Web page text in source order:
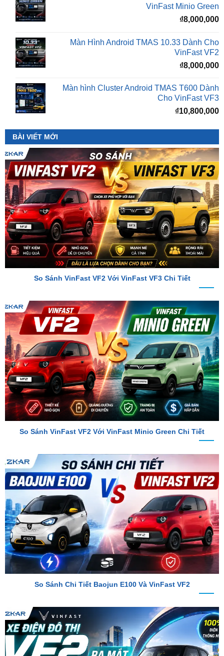
Màn Hình Android TMAS 10.33 Dành Cho
₫8,000,000
Màn hình Cluster Android TMAS T600 Dành
₫10,800,000
BÀI VIẾT MỚI
So Sánh VinFast VF2 Với VinFast VF3 Chi Tiết
So Sánh VinFast VF2 Với VinFast Minio Green Chi Tiết
So Sánh Chi Tiết Baojun E100 Và VinFast VF2